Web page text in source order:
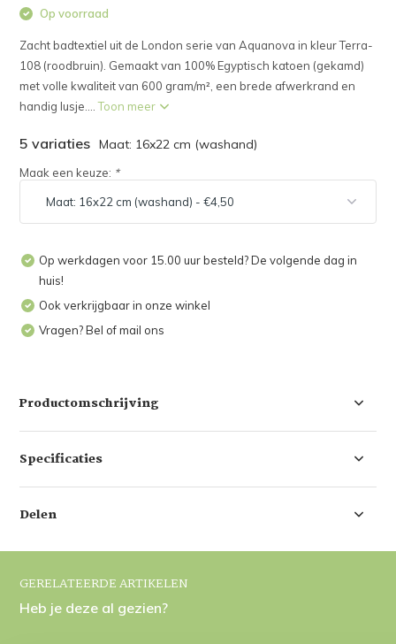
Op voorraad
Zacht badtextiel uit de London serie van Aquanova in kleur Terra-
108 (roodbruin). Gemaakt van 100% Egyptisch katoen (gekamd)
met volle kwaliteit van 600 gram/m², een brede afwerkrand en
handig lusje....Toon meer
5 variaties Maat: 16x22 cm (washand)
Maak een keuze: *
Op werkdagen voor 15.00 uur besteld? De volgende dag in
huis!
Ook verkrijgbaar in onze winkel
Vragen? Bel of mail ons
Productomschrijving
Specificaties
Delen
GERELATEERDE ARTIKELEN
Heb je deze al gezien?